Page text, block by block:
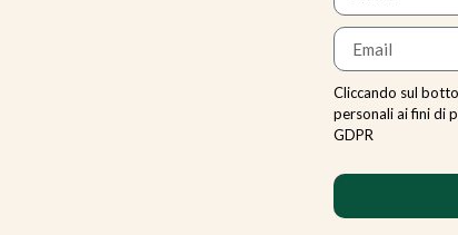
Cliccando sul
personali ai fini di
GDPR